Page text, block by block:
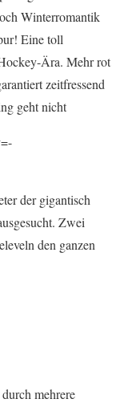
Winterromantik
Eine toll
Ära. Mehr rot
zeitfressend
geht nicht
der gigantisch
Zwei
den ganzen
mehrere